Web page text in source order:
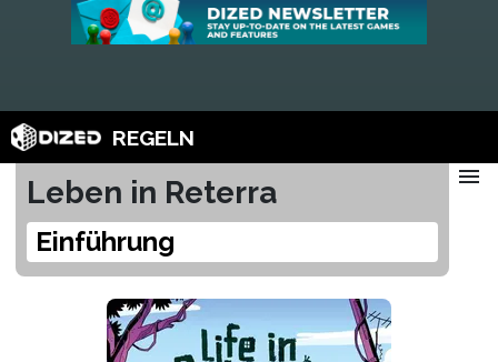
REGELN
Leben in Reterra
Einführung
menu